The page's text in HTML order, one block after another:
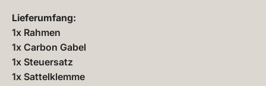
Lieferumfang:
1x Rahmen
1x Carbon Gabel
1x Steuersatz
1x Sattelklemme